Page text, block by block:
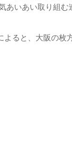
あいあい取り組
よると、大阪の枚